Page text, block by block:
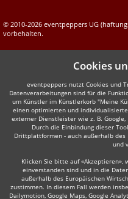
© 2010-2026 eventpeppers UG
vorbehalten.
Cookies
eventpeppers nutzt Cookies und
Datenverarbeitungen sind für die
um Künstler im Künstlerkorb "Meine
einen optimierten und
externer Dienstleister wie z. B.
Durch die Einbindung dieser
Drittplattformen - auch außerhalb
und
Klicken Sie bitte auf «Akzeptieren»,
einverstanden sind und in die
außerhalb des Europäischen
zustimmen. In diesem Fall werden
Dailymotion, Google Maps, Google